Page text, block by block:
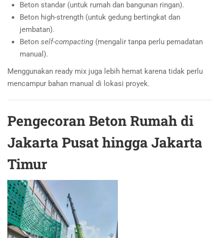
Beton standar (untuk rumah dan bangunan ringan).
Beton high-strength (untuk gedung bertingkat dan
jembatan).
Beton self-compacting (mengalir tanpa perlu pemadatan
manual).
Menggunakan ready mix juga lebih hemat karena tidak perlu
mencampur bahan manual di lokasi proyek.
Pengecoran Beton Rumah di
Jakarta Pusat hingga Jakarta
Timur